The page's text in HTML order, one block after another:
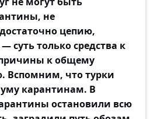
не
цепию,
суть только средства к
к общему
Вспомним, что турки
карантинам. В
остановили всю